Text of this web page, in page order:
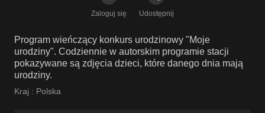
Zaloguj się Udostępnij
Program wieńczący konkurs urodzinowy "Moje
urodziny". Codziennie w autorskim programie stacji
pokazywane są zdjęcia dzieci, które danego dnia mają
urodziny.
Kraj : Polska